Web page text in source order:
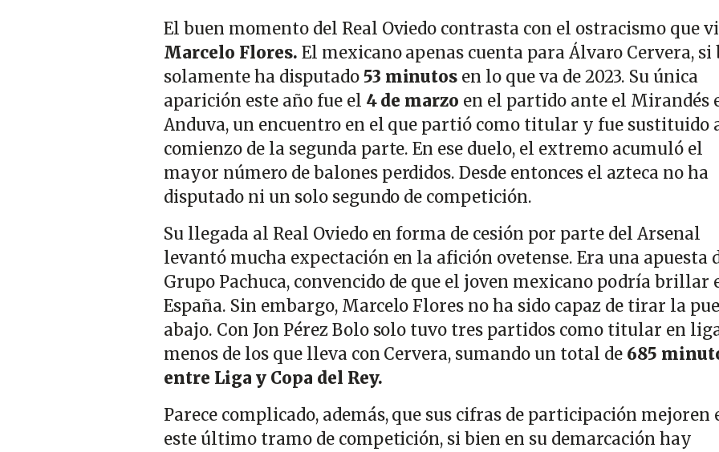
El buen momento del Real Oviedo contrasta con el ostracismo que
Marcelo Flores. El mexicano apenas cuenta para Álvaro Cervera, si
solamente ha disputado 53 minutos en lo que va de 2023. Su única
aparición este año fue el 4 de marzo en el partido ante el Mirandés
Anduva, un encuentro en el que partió como titular y fue sustituido
comienzo de la segunda parte. En ese duelo, el extremo acumuló el
mayor número de balones perdidos. Desde entonces el azteca no ha
disputado ni un solo segundo de competición.
Su llegada al Real Oviedo en forma de cesión por parte del Arsenal
levantó mucha expectación en la afición ovetense. Era una apuesta
Grupo Pachuca, convencido de que el joven mexicano podría brillar
España. Sin embargo, Marcelo Flores no ha sido capaz de tirar la
abajo. Con Jon Pérez Bolo solo tuvo tres partidos como titular en
menos de los que lleva con Cervera, sumando un total de 685
entre Liga y Copa del Rey.
Parece complicado, además, que sus cifras de participación mejoren
este último tramo de competición, si bien en su demarcación hay